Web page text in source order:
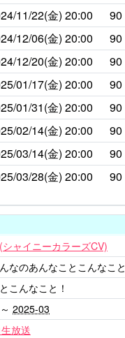
11/22(金) 20:00 90
12/06(金) 20:00 90
12/20(金) 20:00 90
01/17(金) 20:00 90
01/31(金) 20:00 90
02/14(金) 20:00 90
03/14(金) 20:00 90
03/28(金) 20:00 90
ャイニーカラーズCV)
なのあんなことこんなこと
こんなこと！
～ 2025-03
放送